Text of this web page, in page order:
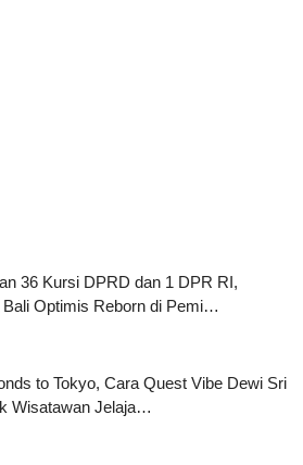
36 Kursi DPRD dan 1 DPR RI,
Bali Optimis Reborn di Pemi…
to Tokyo, Cara Quest Vibe Dewi Sri
Wisatawan Jelaja…